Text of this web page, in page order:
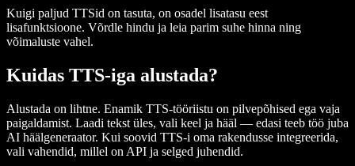
Kuigi paljud TTSid on tasuta, on osadel lisatasu eest
lisafunktsioone. Võrdle hindu ja leia parim suhe hinna ning
võimaluste vahel.
Kuidas TTS-iga alustada?
Alustada on lihtne. Enamik TTS-tööriistu on pilvepõhised ega vaja
paigaldamist. Laadi tekst üles, vali keel ja hääl — edasi teeb töö juba
AI häälgeneraator. Kui soovid TTS-i oma rakendusse integreerida,
vali vahendid, millel on API ja selged juhendid.